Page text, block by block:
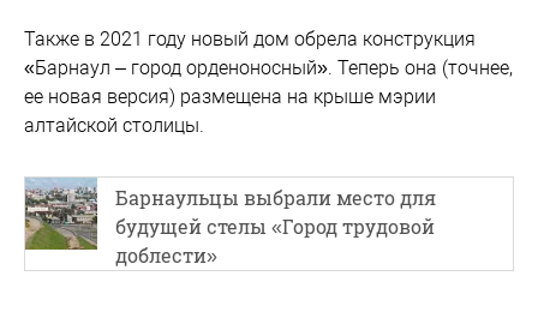
Также в 2021 году новый дом обрела конструкция
«Барнаул – город орденоносный». Теперь она (точнее,
ее новая версия) размещена на крыше мэрии
алтайской столицы.
Барнаульцы выбрали место для
будущей стелы «Город трудовой
доблести»